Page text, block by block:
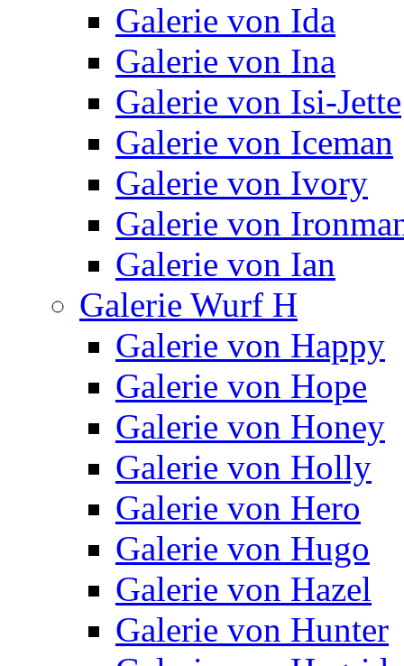
Galerie von Ida
Galerie von Ina
Galerie von Isi-Jette
Galerie von Iceman
Galerie von Ivory
Galerie von
Galerie von Ian
Galerie Wurf H
Galerie von Happy
Galerie von Hope
Galerie von Honey
Galerie von Holly
Galerie von Hero
Galerie von Hugo
Galerie von Hazel
Galerie von Hunter